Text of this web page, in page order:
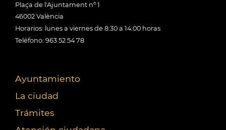
Plaça de l'Ajuntament nº 1
46002 València
Horarios: lunes a viernes de 8:30 a 14:00 horas
Teléfono: 963 52 54 78
Ayuntamiento
La ciudad
Trámites